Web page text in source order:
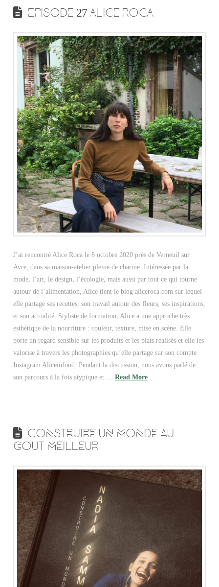
EPISODE 27 ALICE ROCA
J’ai rencontré Alice Roca le 8 octobre 2020 près de Verneuil sur
Avre, dans sa maison-atelier pleine de charme. Intéressée par la
mode, l’art, le design, l’écologie, mais aussi par tout ce qui tourne
autour de l’alimentation, Alice tient le blog aliceroca.com sur lequel
elle partage ses recettes, son travail autour des fleurs, ses inspirations,
et son actualité. Styliste de formation, Alice a une approche très
esthétique de la nourriture : couleur, texture, mise en scène. Elle
porte un regard sensible sur les produits et les plats réalisés et elle les
valorise à travers les photographies qu’elle partage sur son compte
Instagram Aliceinfood. Pendant la discussion, nous avons parlé de
son parcours à la fois atypique et … Read More
CONSTRUIRE UN MONDE AU
GOUT MEILLEUR